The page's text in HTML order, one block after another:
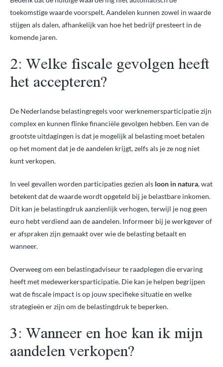
toekomstige waarde voorspelt. Aandelen kunnen zowel in waarde
stijgen als dalen, afhankelijk van hoe het bedrijf presteert in de
komende jaren.
2: Welke fiscale gevolgen heeft
het accepteren?
De Nederlandse belastingregels voor werknemersparticipatie zijn
complex en kunnen flinke financiële gevolgen hebben. Een van de
grootste uitdagingen is dat je mogelijk al belasting moet betalen
op het moment dat je de aandelen krijgt, zelfs als je ze nog niet
kunt verkopen.
In veel gevallen worden participaties gezien als loon in natura, wat
betekent dat de waarde wordt opgeteld bij je belastbare inkomen.
Dit kan je belastingdruk aanzienlijk verhogen, terwijl je nog geen
euro hebt verdiend aan de aandelen. Informeer bij je werkgever of
er afspraken zijn gemaakt over wie de belasting betaalt en
wanneer.
Overweeg om een belastingadviseur te raadplegen die ervaring
heeft met medewerkersparticipatie. Die kan je helpen begrijpen
wat de fiscale impact is op jouw specifieke situatie en welke
strategieën er zijn om de belastingdruk te beperken.
3: Wanneer en hoe kan ik mijn
aandelen verkopen?